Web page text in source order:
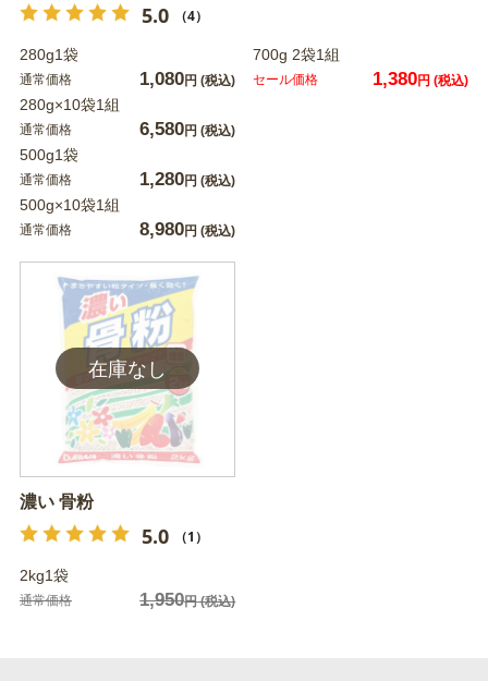
5.0 （4）
280g1袋
通常価格 1,080円 (税込)
280g×10袋1組
通常価格 6,580円 (税込)
500g1袋
通常価格 1,280円 (税込)
500g×10袋1組
通常価格 8,980円 (税込)
700g 2袋1組
セール価格 1,380円 (税込)
濃い 骨粉
5.0 （1）
2kg1袋
通常価格 1,950円(税込)